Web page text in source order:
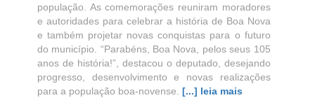
população. As comemorações reuniram moradores
e autoridades para celebrar a história de Boa Nova
e também projetar novas conquistas para o futuro
do município. “Parabéns, Boa Nova, pelos seus 105
anos de história!”, destacou o deputado, desejando
progresso, desenvolvimento e novas realizações
para a população boa-novense. [...] leia mais